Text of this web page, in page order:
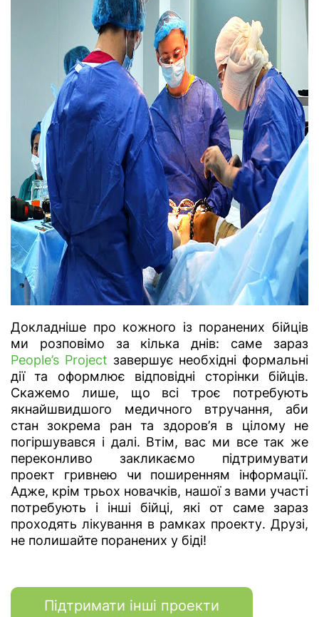
Докладніше про кожного із поранених бійців
ми розповімо за кілька днів: саме зараз
People’s Project завершує необхідні формальні
дії та оформлює відповідні сторінки бійців.
Скажемо лише, що всі троє потребують
якнайшвидшого медичного втручання, аби
стан зокрема ран та здоров’я в цілому не
погіршувався і далі. Втім, вас ми все так же
переконливо закликаємо підтримувати
проект гривнею чи поширенням інформації.
Адже, крім трьох новачків, нашої з вами участі
потребують і інші бійці, які от саме зараз
проходять лікування в рамках проекту. Друзі,
не полишайте поранених у біді!
Підтримати інші проекти